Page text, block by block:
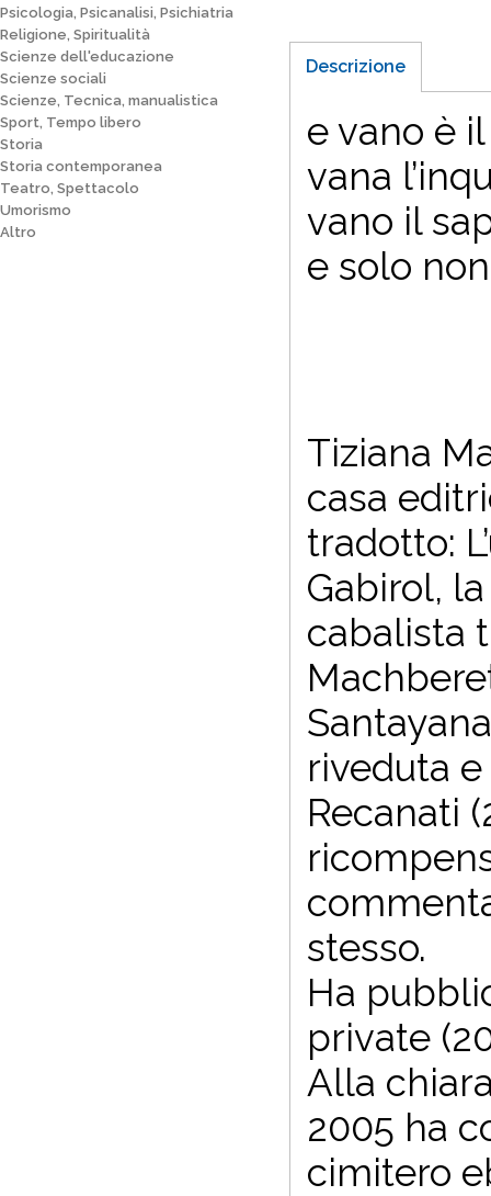
Psicologia, Psicanalisi, Psichiatria
Religione, Spiritualità
Scienze dell'educazione
Scienze sociali
Scienze, Tecnica, manualistica
Sport, Tempo libero
Storia
Storia contemporanea
Teatro, Spettacolo
Umorismo
Altro
Descrizione
e vano è
vana
vano il
e solo
Tiziana
casa
tradotto:
Gabirol,
cabalista
riveduta
Recanati
stesso.
Ha
private
Alla
2005 ha
cimitero